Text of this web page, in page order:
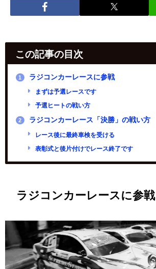
この記事の目次
1 ラジコンカーレースに参戦
まずは予選レースです
予選ヒートの戦い方
2 ラジコンカーレース「決勝」の戦い方
レース後に最終車検を受ける
表彰式と後片付けでレース終了です
ラジコンカーレースに参戦